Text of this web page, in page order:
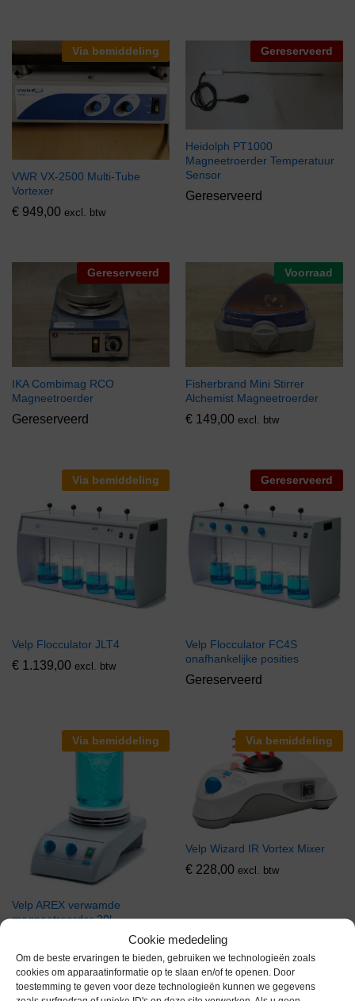
Cookie mededeling
Om de beste ervaringen te bieden, gebruiken we technologieën zoals
cookies om apparaatinformatie op te slaan en/of te openen. Door
toestemming te geven voor deze technologieën kunnen we gegevens
Via bemiddeling
VWR VX-2500 Multi-Tube
Vortexer
€ 949,00 excl. btw
Gereserveerd
Heidolph PT1000
Magneetroerder Temperatuur
Sensor
Gereserveerd
Gereserveerd
IKA Combimag RCO
Magneetroerder
Gereserveerd
Voorraad
Fisherbrand Mini Stirrer
Alchemist Magneetroerder
€ 149,00 excl. btw
Via bemiddeling
Velp Flocculator JLT4
€ 1.139,00 excl. btw
Gereserveerd
Velp Flocculator FC4S
onafhankelijke posities
Gereserveerd
Via bemiddeling
Velp AREX verwamde
magneetroerder 20l
Via bemiddeling
Velp Wizard IR Vortex Mixer
€ 228,00 excl. btw